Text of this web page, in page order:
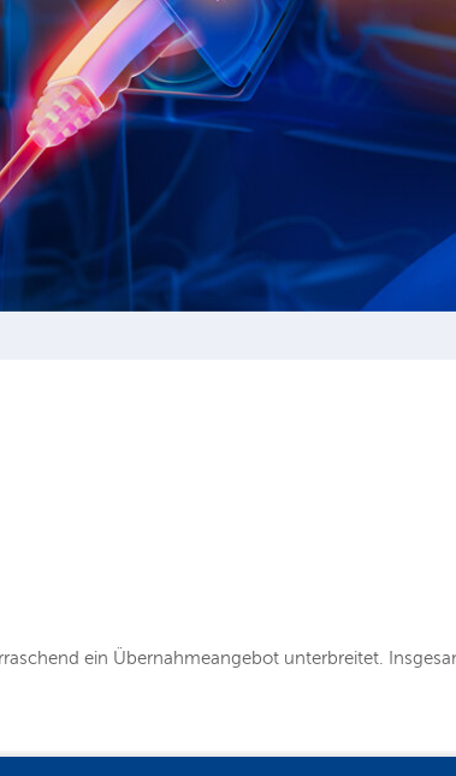
ein Übernahmeangebot unterbreitet.